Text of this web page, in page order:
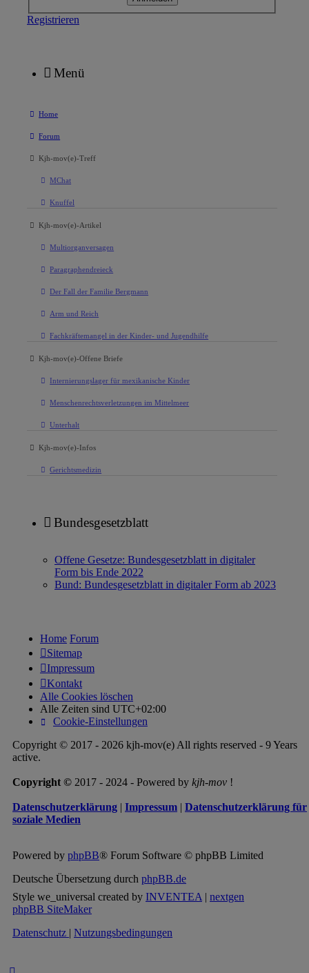
Registrieren
Menü
Home
Forum
Kjh-mov(e)-Treff
MChat
Knuffel
Kjh-mov(e)-Artikel
Multiorganversagen
Paragraphendreieck
Der Fall der Familie Bergmann
Arm und Reich
Fachkräftemangel in der Kinder- und Jugendhilfe
Kjh-mov(e)-Offene Briefe
Internierungslager für mexikanische Kinder
Menschenrechtsverletzungen im Mittelmeer
Unterhalt
Kjh-mov(e)-Infos
Gerichtsmedizin
Bundesgesetzblatt
Offene Gesetze: Bundesgesetzblatt in digitaler
Form bis Ende 2022
Bund: Bundesgesetzblatt in digitaler Form ab 2023
Home Forum
Sitemap
Impressum
Kontakt
Alle Cookies löschen
Alle Zeiten sind UTC+02:00
Cookie-Einstellungen
Copyright © 2017 - 2026 kjh-mov(e) All rights reserved - 9 Years
active.
Copyright © 2017 - 2024 - Powered by kjh-mov !
Datenschutzerklärung | Impressum | Datenschutzerklärung für
soziale Medien
Powered by phpBB® Forum Software © phpBB Limited
Deutsche Übersetzung durch phpBB.de
Style we_universal created by INVENTEA| nextgen
phpBB SiteMaker
Datenschutz | Nutzungsbedingungen